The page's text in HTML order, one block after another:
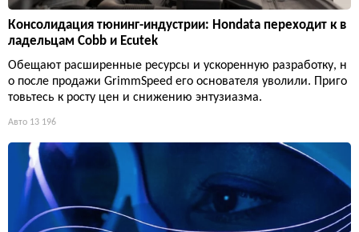
Консолидация тюнинг-индустрии: Hondata переходит к в
ладельцам Cobb и Ecutek
Обещают расширенные ресурсы и ускоренную разработку, н
о после продажи GrimmSpeed его основателя уволили. Приго
товьтесь к росту цен и снижению энтузиазма.
Авто 13 196